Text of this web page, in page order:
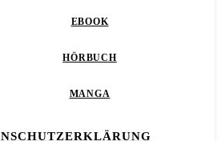
EBOOK
HÖRBUCH
MANGA